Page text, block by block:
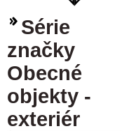
Série
značky
Obecné
objekty -
exteriér